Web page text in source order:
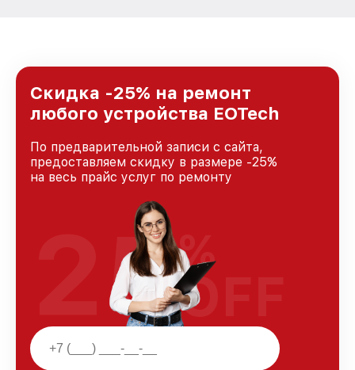
Скидка -25% на ремонт
любого устройства EOTech
По предварительной записи с сайта,
предоставляем скидку в размере -25%
на весь прайс услуг по ремонту
25%
OFF